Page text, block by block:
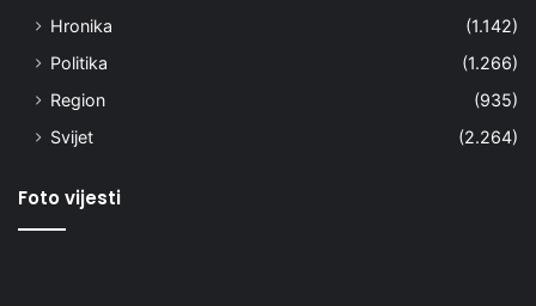
Hronika
(1.142)
Politika
(1.266)
Region
(935)
Svijet
(2.264)
Foto vijesti